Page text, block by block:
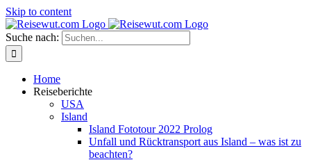
Skip to content
Suche nach:
Home
Reiseberichte
USA
Island
Island Fototour 2022 Prolog
Unfall und Rücktransport aus Island – was ist zu
beachten?